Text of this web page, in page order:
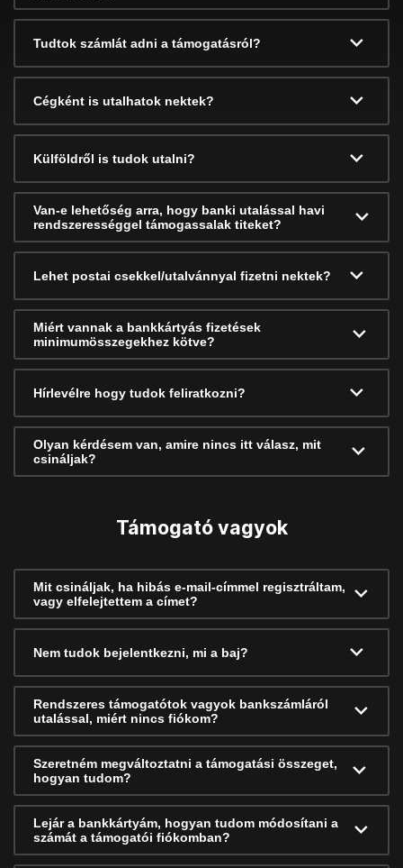
Tudtok számlát adni a támogatásról?
Cégként is utalhatok nektek?
Külföldről is tudok utalni?
Van-e lehetőség arra, hogy banki utalással havi
rendszerességgel támogassalak titeket?
Lehet postai csekkel/utalvánnyal fizetni nektek?
Miért vannak a bankkártyás fizetések
minimumösszegekhez kötve?
Hírlevélre hogy tudok feliratkozni?
Olyan kérdésem van, amire nincs itt válasz, mit
csináljak?
Támogató vagyok
Mit csináljak, ha hibás e-mail-címmel regisztráltam,
vagy elfelejtettem a címet?
Nem tudok bejelentkezni, mi a baj?
Rendszeres támogatótok vagyok bankszámláról
utalással, miért nincs fiókom?
Szeretném megváltoztatni a támogatási összeget,
hogyan tudom?
Lejár a bankkártyám, hogyan tudom módosítani a
számát a támogatói fiókomban?